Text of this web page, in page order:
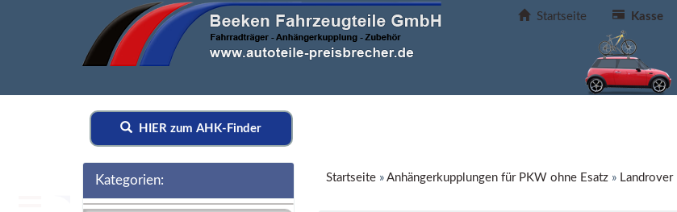
Startseite Kasse
HIER zum AHK-Finder
Kategorien: Startseite» Anhängerkupplungen für PKW ohne Esatz» Landrover